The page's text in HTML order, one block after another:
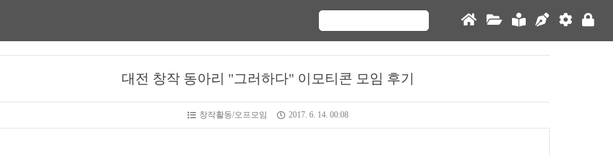
대전 창작 동아리 "그러하다" 이모티콘 모임 후기
창작활동/오프모임 2017. 6. 14. 00:08